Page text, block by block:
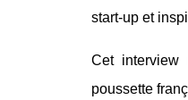
start-up et
Cet interview
poussette